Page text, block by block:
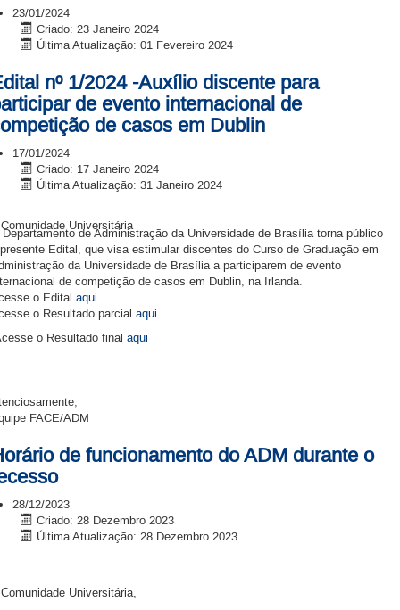
23/01/2024
Criado: 23 Janeiro 2024
Última Atualização: 01 Fevereiro 2024
nº 1/2024 -Auxílio discente para
de evento internacional de
de casos em Dublin
17/01/2024
Criado: 17 Janeiro 2024
Última Atualização: 31 Janeiro 2024
Universitária
Departamento de Administração da Universidade de Brasília torna público
Edital, que visa estimular discentes do Curso de Graduação em
da Universidade de Brasília a participarem de evento
de competição de casos em Dublin, na Irlanda.
o Edital aqui
o Resultado parcial aqui
o Resultado final aqui
FACE/ADM
de funcionamento do ADM durante o
28/12/2023
Criado: 28 Dezembro 2023
Última Atualização: 28 Dezembro 2023
Universitária,